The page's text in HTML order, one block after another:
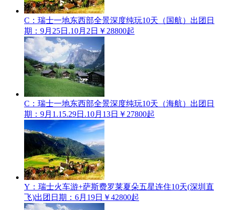
C：瑞士一地东西部全景深度纯玩10天（国航） 出团日
期：9月25日.10月2日 ￥28800起
C：瑞士一地东西部全景深度纯玩10天（海航） 出团日
期：9月1.15.29日.10月13日 ￥27800起
Y：瑞士火车游+萨斯费罗莱夏朵五星连住10天(深圳直
飞)出团日期：6月19日 ￥42800起